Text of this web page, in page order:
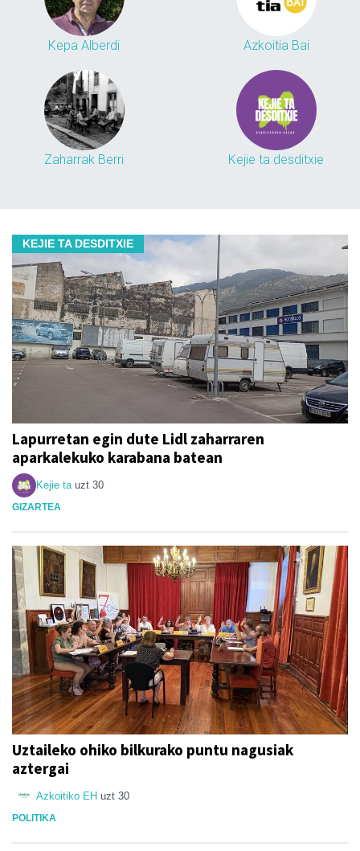
Kepa Alberdi Azkoitia Bai
Zaharrak Berri Kejie ta desditxie
KEJIE TA DESDITXIE
Lapurretan egin dute Lidl zaharraren
aparkalekuko karabana batean
Kejie ta uzt 30
GIZARTEA
Uztaileko ohiko bilkurako puntu nagusiak
aztergai
Azkoitiko EH uzt 30
POLITIKA